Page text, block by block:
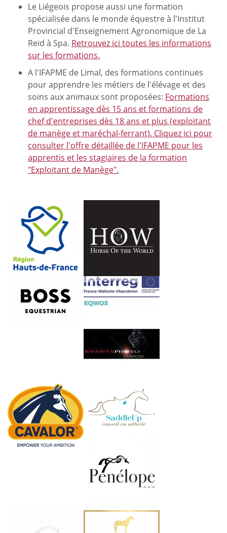
Le Liégeois propose aussi une formation
spécialisée dans le monde équestre à l'Institut
Provincial d'Enseignement Agronomique de La
Reid à Spa. Retrouvez ici toutes les informations
sur les formations.
A l'IFAPME de Limal, des formations continues
pour apprendre les métiers de l'élévage et des
soins aux animaux sont proposées: Formations
en apprentissage dès 15 ans et formations de
chef d'entreprises dès 18 ans et plus (exploitant
de manège et maréchal-ferrant). Cliquez ici pour
consulter l'offre détaillée de l'IFAPME pour les
apprentis et les stagiaires de la formation
"Exploitant de Manège".